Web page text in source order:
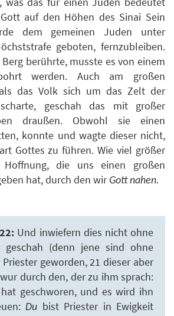
auf den Höhen des Sinai Sein
dem gemeinen Juden unter
geboten, fernzubleiben.
berührte, musste es von einem
werden. Auch am großen
als das Volk sich um das Zelt der
geschah das mit großer
draußen. Obwohl sie einen
konnte und wagte dieser nicht,
Gottes zu führen. Wie viel größer
die uns einen großen
hat, durch den wirGott nahen.
Und inwiefern dies nicht ohne
geschah (denn jene sind ohne
geworden, 21 dieser aber
durch den, der zu ihm sprach:
geschworen, und es wird ihn
Du bist Priester in Ewigkeit